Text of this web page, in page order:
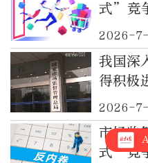
式”竞
2026-
我国深
得积极
2026-
市场监
式”竞